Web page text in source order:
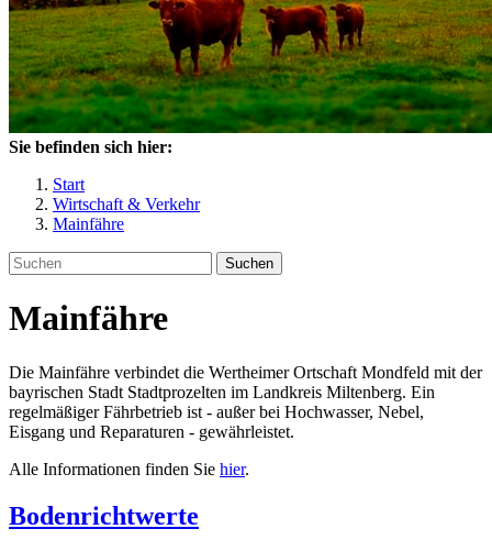
Sie befinden sich hier:
Start
Wirtschaft & Verkehr
Mainfähre
Suchen
Mainfähre
Die Mainfähre verbindet die Wertheimer Ortschaft Mondfeld mit der
bayrischen Stadt Stadtprozelten im Landkreis Miltenberg. Ein
regelmäßiger Fährbetrieb ist - außer bei Hochwasser, Nebel,
Eisgang und Reparaturen - gewährleistet.
Alle Informationen finden Sie hier.
Bodenrichtwerte